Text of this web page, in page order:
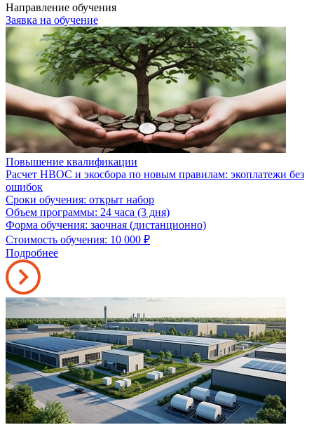
Направление обучения
Заявка на обучение
Повышение квалификации
Расчет НВОС и экосбора по новым правилам: экоплатежи без
ошибок
Сроки обучения: открыт набор
Объем программы: 24 часа (3 дня)
Форма обучения: заочная (дистанционно)
Стоимость обучения: 10 000 ₽
Подробнее